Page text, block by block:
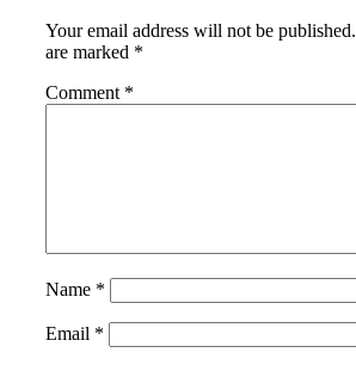
Your email address will not be published.
are marked *
Comment *
Name *
Email *